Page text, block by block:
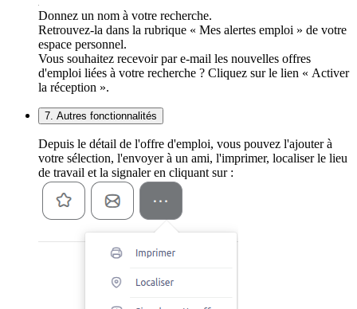
Donnez un nom à votre recherche.
Retrouvez-la dans la rubrique « Mes alertes emploi » de votre
espace personnel.
Vous souhaitez recevoir par e-mail les nouvelles offres
d'emploi liées à votre recherche ? Cliquez sur le lien « Activer
la réception ».
7. Autres fonctionnalités
Depuis le détail de l'offre d'emploi, vous pouvez l'ajouter à
votre sélection, l'envoyer à un ami, l'imprimer, localiser le lieu
de travail et la signaler en cliquant sur :